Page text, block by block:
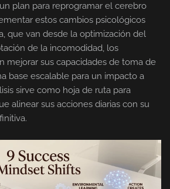
plan para reprogramar el cerebro
estos cambios psicológicos
que van desde la optimización del
de la incomodidad, los
mejorar sus capacidades de toma de
base escalable para un impacto a
sirve como hoja de ruta para
alinear sus acciones diarias con su